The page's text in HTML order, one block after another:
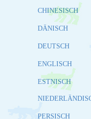
CHINESISCH
DÄNISCH
DEUTSCH
ENGLISCH
ESTNISCH
PERSISCH